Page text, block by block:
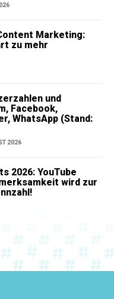
Marketing:
zu mehr
und
Facebook,
WhatsApp (Stand:
2026
2026: YouTube
wird zur